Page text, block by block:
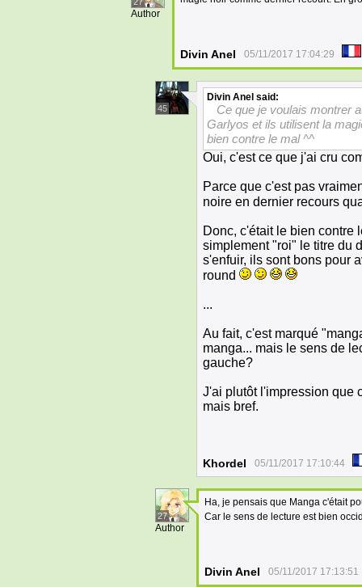
Author
Divin Anel 05/11/2017 17:04:29
45
Divin Anel said:
Ce que je voulais montrer
Garlyos et ils utilisent la
bien contre le mal ^^
Oui, c'est ce que j'ai cru
Parce que c'est pas
noire en dernier recours
Donc, c'était le bien contre
simplement "roi" le titre du
s'enfuir, ils sont bons pour
round
...
Au fait, c'est marqué
manga... mais le sens de
gauche?
J'ai plutôt l'impression que
mais bref.
Khordel 05/11/2017 17:10:44
27
Author
Ha, je pensais que Manga c'était
Car le sens de lecture est bien
Divin Anel 05/11/2017 17:13:51